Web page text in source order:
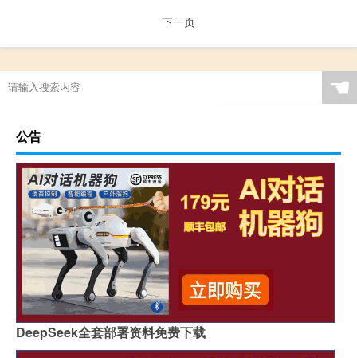
下一页
☚
公告
DeepSeek全套部署资料免费下载